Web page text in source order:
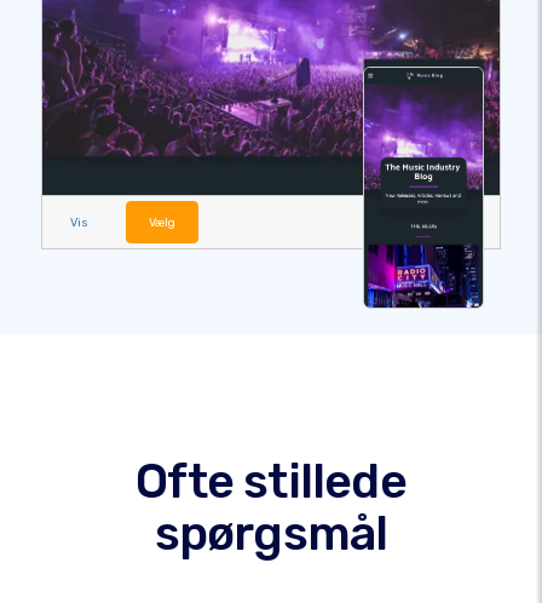
Vis Vælg
Ofte stillede
spørgsmål